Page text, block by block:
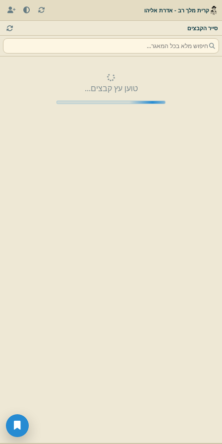
קרית מלך רב - אדרת אליהו
סייר הקבצים
טוען עץ קבצים...